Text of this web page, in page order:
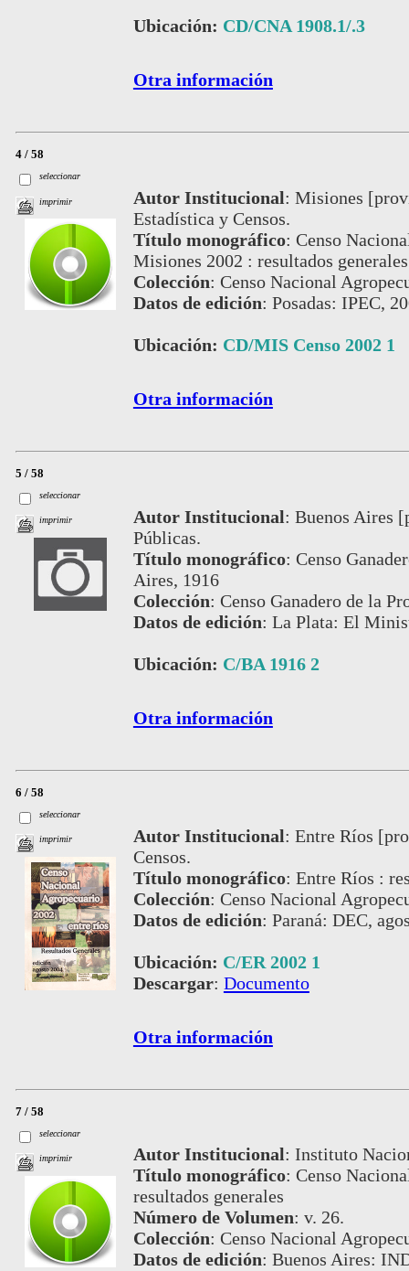
Ubicación: CD/CNA 1908.1/.3
Otra información
4 / 58
seleccionar
imprimir Autor Institucional: Misiones
Estadística y Censos.
Título monográfico: Censo
Misiones 2002 : resultados generales
Colección: Censo Nacional
Datos de edición: Posadas: IPEC,
Ubicación: CD/MIS Censo 2002 1
Otra información
5 / 58
seleccionar
imprimir Autor Institucional: Buenos Aires
Públicas.
Título monográfico: Censo
Aires, 1916
Colección: Censo Ganadero de la
Datos de edición: La Plata: El
Ubicación: C/BA 1916 2
Otra información
6 / 58
seleccionar
imprimir Autor Institucional: Entre Ríos
Censos.
Título monográfico: Entre Ríos :
Colección: Censo Nacional
Datos de edición: Paraná: DEC,
Ubicación: C/ER 2002 1
Descargar: Documento
Otra información
7 / 58
seleccionar
imprimir Autor Institucional: Instituto
Título monográfico: Censo
resultados generales
Número de Volumen: v. 26.
Colección: Censo Nacional
Datos de edición: Buenos Aires: